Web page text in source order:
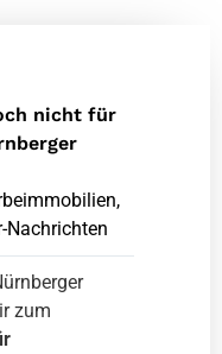
nicht für
,
Nachrichten
zum